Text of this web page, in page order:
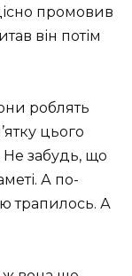
промовив
він потім
роблять
цього
забудь, що
А по-
трапилось. А